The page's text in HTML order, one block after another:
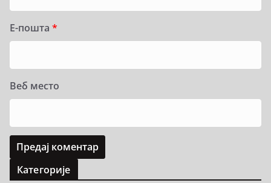
Е-пошта *
Веб место
Категорије